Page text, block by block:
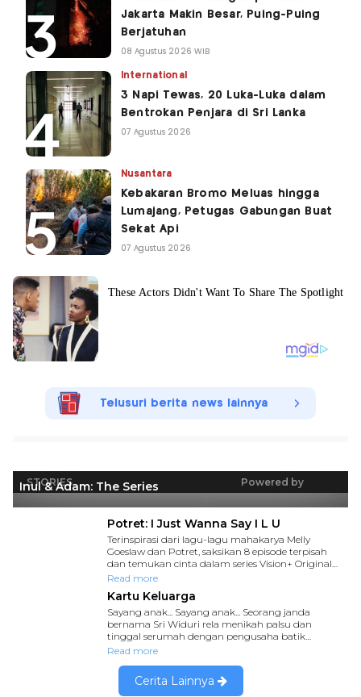
Jakarta Makin Besar, Puing-Puing
Berjatuhan
08 Agustus 2026 WIB
International
3 Napi Tewas, 20 Luka-Luka dalam
Bentrokan Penjara di Sri Lanka
07 Agustus 2026
Nusantara
Kebakaran Bromo Meluas hingga
Lumajang, Petugas Gabungan Buat
Sekat Api
07 Agustus 2026
Telusuri berita news lainnya